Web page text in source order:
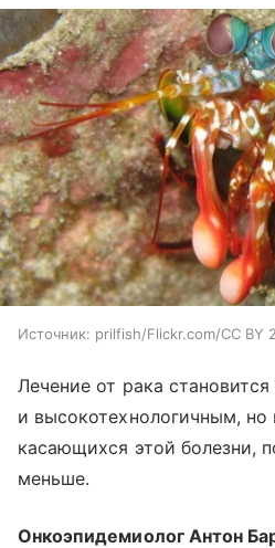
Источник: prilfish/Flickr.com/CC BY
Лечение от рака
и высокотехнологичным,
касающихся этой болезни,
меньше.
Онкоэпидемиолог Антон